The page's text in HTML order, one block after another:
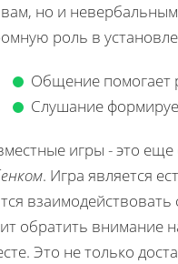
но и
роль в
Общение помогает
Слушание
игры - это
. Игра является
обратить внимание
Это не только